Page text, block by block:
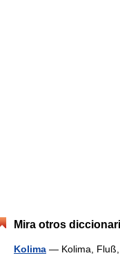
Mira otros
Kolima — Kolima,